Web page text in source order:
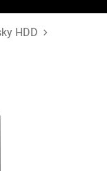
HDD